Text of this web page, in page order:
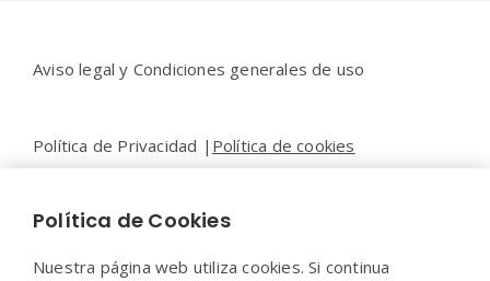
Widgets
Aviso legal y Condiciones generales de uso
Política de Privacidad | Política de cookies
Contacto |Moya&Emery
Política de Cookies
Nuestra página web utiliza cookies. Si continua